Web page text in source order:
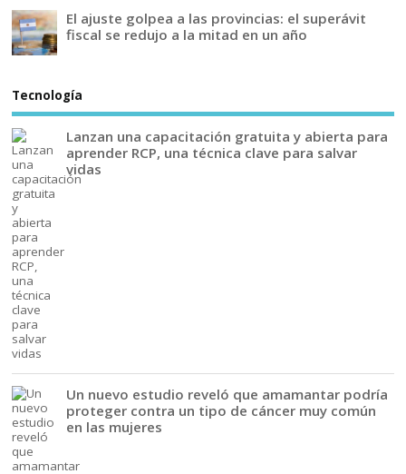
El ajuste golpea a las provincias: el superávit
fiscal se redujo a la mitad en un año
Tecnología
Lanzan una capacitación gratuita y abierta para
aprender RCP, una técnica clave para salvar
vidas
Un nuevo estudio reveló que amamantar podría
proteger contra un tipo de cáncer muy común
en las mujeres